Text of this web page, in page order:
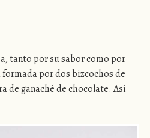
tanto por su sabor como por
por dos bizcochos de
de ganaché de chocolate. Así